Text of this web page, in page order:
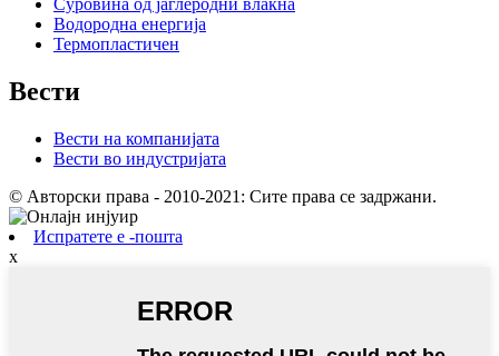
Суровина од јаглеродни влакна
Водородна енергија
Термопластичен
Вести
Вести на компанијата
Вести во индустријата
© Авторски права - 2010-2021: Сите права се задржани.
Испратете е -пошта
x